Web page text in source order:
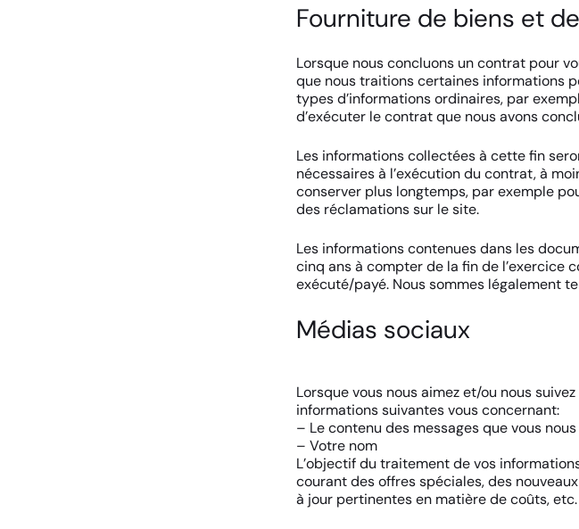
Fourniture de biens et
Lorsque nous concluons un contrat pour
que nous traitions certaines informations
types d’informations ordinaires, par
d’exécuter le contrat que nous avons
Les informations collectées à cette fin
nécessaires à l’exécution du contrat, à
conserver plus longtemps, par exemple
des réclamations sur le site.
Les informations contenues dans les
cinq ans à compter de la fin de l’exercice
exécuté/payé. Nous sommes légalement
Médias sociaux
Lorsque vous nous aimez et/ou nous
informations suivantes vous concernant:
– Le contenu des messages que vous nous
– Votre nom
L’objectif du traitement de vos
courant des offres spéciales, des
à jour pertinentes en matière de coûts, etc.